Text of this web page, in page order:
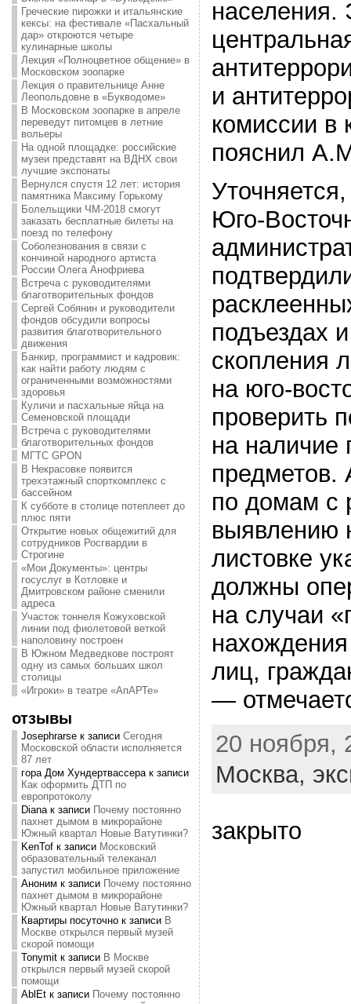
Греческие пирожки и итальянские
кексы: на фестивале «Пасхальный
дар» откроются четыре
кулинарные школы
Лекция «Полноцветное общение» в
Московском зоопарке
Лекция о правительнице Анне
Леопольдовне в «Букводоме»
В Московском зоопарке в апреле
переведут питомцев в летние
вольеры
На одной площадке: российские
музеи представят на ВДНХ свои
лучшие экспонаты
Вернулся спустя 12 лет: история
памятника Максиму Горькому
Болельщики ЧМ-2018 смогут
заказать бесплатные билеты на
поезд по телефону
Соболезнования в связи с
кончиной народного артиста
России Олега Анофриева
Встреча с руководителями
благотворительных фондов
Сергей Собянин и руководители
фондов обсудили вопросы
развития благотворительного
движения
Банкир, программист и кадровик:
как найти работу людям с
ограниченными возможностями
здоровья
Куличи и пасхальные яйца на
Семеновской площади
Встреча с руководителями
благотворительных фондов
МГТС GPON
В Некрасовке появится
трехэтажный спорткомплекс с
бассейном
К субботе в столице потеплеет до
плюс пяти
Открытие новых общежитий для
сотрудников Росгвардии в
Строгине
«Мои Документы»: центры
госуслуг в Котловке и
Дмитровском районе сменили
адреса
Участок тоннеля Кожуховской
линии под фиолетовой веткой
наполовину построен
В Южном Медведкове построят
одну из самых больших школ
столицы
«Игроки» в театре «АпАРТе»
отзывы
Josephrarseк записи Сегодня
Московской области исполняется
87 лет
гора Дом Хундертвассерак записи
Как оформить ДТП по
европротоколу
Dianaк записи Почему постоянно
пахнет дымом в микрорайоне
Южный квартал Новые Ватутинки?
KenTofк записи Московский
образовательный телеканал
запустил мобильное приложение
Аноним к записи Почему постоянно
пахнет дымом в микрорайоне
Южный квартал Новые Ватутинки?
Квартиры посуточнок записи В
Москве открылся первый музей
скорой помощи
Tonymitк записи В Москве
открылся первый музей скорой
помощи
AblEtк записи Почему постоянно
населения.
и
комиссии в
пояснил
Юго-
подъездах
скопления
на юго-
проверить
на наличие
предметов.
по домам с
выявлению
листовке
должны
на случаи
лиц,
—
20 ноября,
Москва,
закрыто